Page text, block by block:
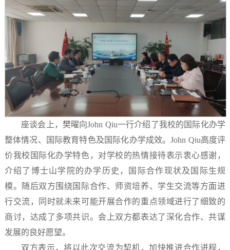
座谈会上，樊曜向John Qiu一行介绍了我校的国际化办学
整体情况、国际教育特色及国际化办学成效。John Qiu高度评
价我校国际化办学特色，对学校的热情接待表示衷心感谢，
介绍了博士山学院的办学历史，国际合作现状及国际生规
模。随后双方围绕国际合作、师资培养、学生交流等方面进
行交流，同时就未来可能开展合作的重点领域进行了细致的
商讨，达成了多项共识。会上双方都表达了深化合作、共谋
发展的良好愿望。
双方表示，将以此次交流为契机，加快推进合作进程，